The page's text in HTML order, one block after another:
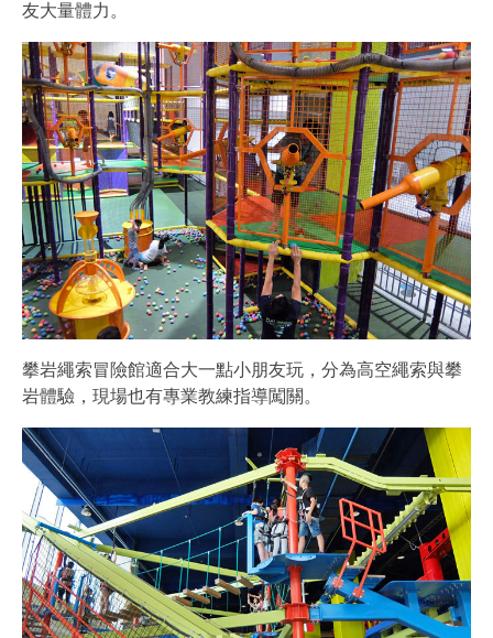
友大量體力。
攀岩繩索冒險館適合大一點小朋友玩，分為高空繩索與攀
岩體驗，現場也有專業教練指導闖關。